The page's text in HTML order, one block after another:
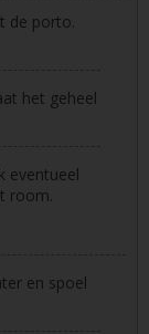
de porto.
het geheel
eventueel
room.
en spoel